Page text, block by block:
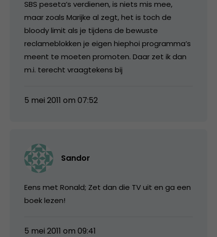
SBS peseta’s verdienen, is niets mis mee,
maar zoals Marijke al zegt, het is toch de
bloody limit als je tijdens de bewuste
reclameblokken je eigen hiephoi programma’s
meent te moeten promoten. Daar zet ik dan
m.i. terecht vraagtekens bij
5 mei 2011 om 07:52
Sandor
Eens met Ronald; Zet dan die TV uit en ga een
boek lezen!
5 mei 2011 om 09:41